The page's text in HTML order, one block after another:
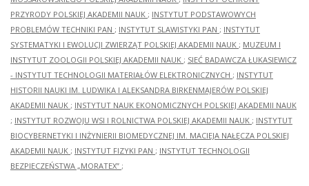
PRZYRODY POLSKIEJ AKADEMII NAUK ; INSTYTUT PODSTAWOWYCH
PROBLEMÓW TECHNIKI PAN ; INSTYTUT SLAWISTYKI PAN ; INSTYTUT
SYSTEMATYKI I EWOLUCJI ZWIERZĄT POLSKIEJ AKADEMII NAUK ; MUZEUM I
INSTYTUT ZOOLOGII POLSKIEJ AKADEMII NAUK ; SIEĆ BADAWCZA ŁUKASIEWICZ
- INSTYTUT TECHNOLOGII MATERIAŁÓW ELEKTRONICZNYCH ; INSTYTUT
HISTORII NAUKI IM. LUDWIKA I ALEKSANDRA BIRKENMAJERÓW POLSKIEJ
AKADEMII NAUK ; INSTYTUT NAUK EKONOMICZNYCH POLSKIEJ AKADEMII NAUK
; INSTYTUT ROZWOJU WSI I ROLNICTWA POLSKIEJ AKADEMII NAUK ; INSTYTUT
BIOCYBERNETYKI I INŻYNIERII BIOMEDYCZNEJ IM. MACIEJA NAŁĘCZA POLSKIEJ
AKADEMII NAUK ; INSTYTUT FIZYKI PAN ; INSTYTUT TECHNOLOGII
BEZPIECZEŃSTWA „MORATEX” ;